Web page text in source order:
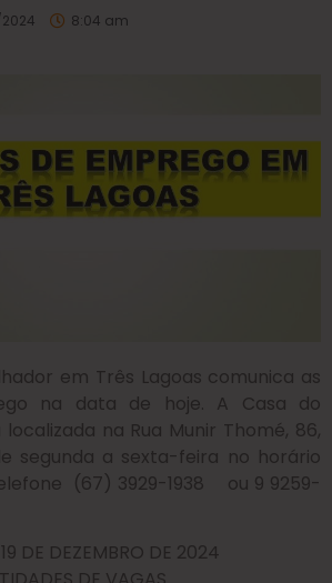
8:04 am
em Três Lagoas comunica as
na data de hoje. A Casa do
na Rua Munir Thomé, 86,
segunda a sexta-feira no horário
(67) 3929-1938 ou 9 9259-
19 DE DEZEMBRO DE 2024